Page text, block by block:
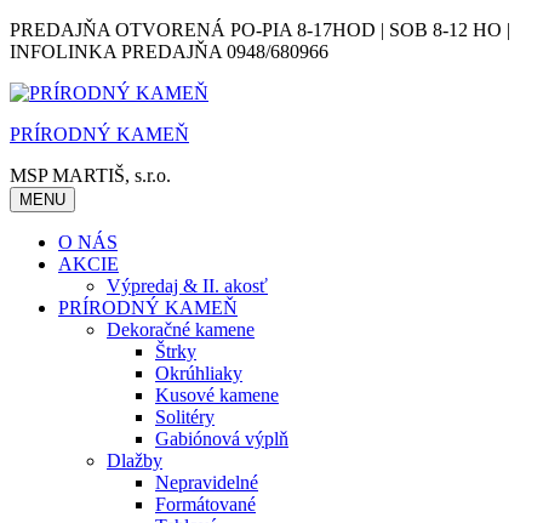
Skip
to
PREDAJŇA OTVORENÁ PO-PIA 8-17HOD | SOB 8-12 HO |
INFOLINKA PREDAJŇA 0948/680966
PRÍRODNÝ KAMEŇ
MSP MARTIŠ, s.r.o.
MENU
O NÁS
AKCIE
Výpredaj & II. akosť
PRÍRODNÝ KAMEŇ
Dekoračné kamene
Štrky
Okrúhliaky
Kusové kamene
Solitéry
Gabiónová výplň
Dlažby
Nepravidelné
Formátované